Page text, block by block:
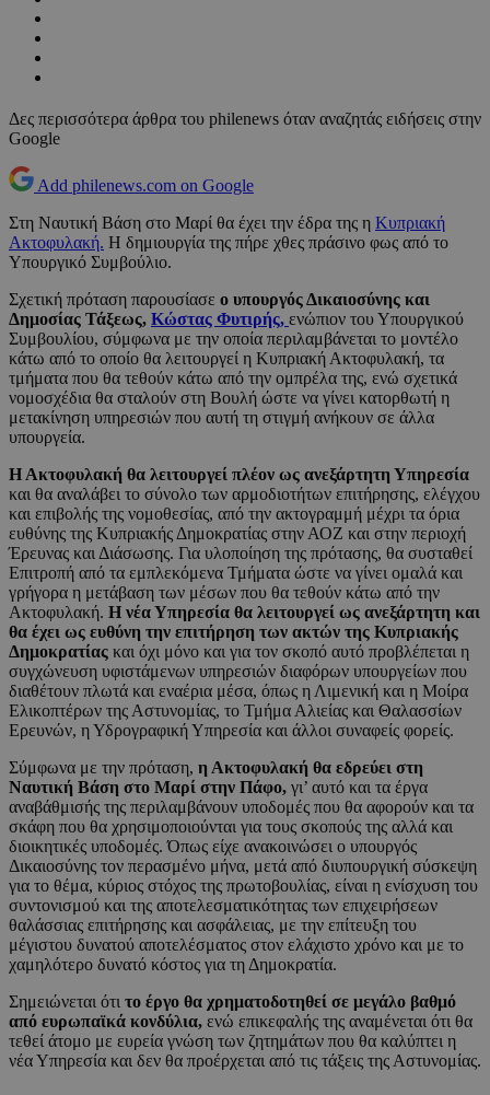
Δες περισσότερα άρθρα του philenews όταν αναζητάς ειδήσεις στην
Google
Add philenews.com on Google
Στη Ναυτική Βάση στο Μαρί θα έχει την έδρα της η Κυπριακή
Ακτοφυλακή. Η δημιουργία της πήρε χθες πράσινο φως από το
Υπουργικό Συμβούλιο.
Σχετική πρόταση παρουσίασε ο υπουργός Δικαιοσύνης και
Δημοσίας Τάξεως, Κώστας Φυτιρής, ενώπιον του Υπουργικού
Συμβουλίου, σύμφωνα με την οποία περιλαμβάνεται το μοντέλο
κάτω από το οποίο θα λειτουργεί η Κυπριακή Ακτοφυλακή, τα
τμήματα που θα τεθούν κάτω από την ομπρέλα της, ενώ σχετικά
νομοσχέδια θα σταλούν στη Βουλή ώστε να γίνει κατορθωτή η
μετακίνηση υπηρεσιών που αυτή τη στιγμή ανήκουν σε άλλα
υπουργεία.
Η Ακτοφυλακή θα λειτουργεί πλέον ως ανεξάρτητη Υπηρεσία
και θα αναλάβει το σύνολο των αρμοδιοτήτων επιτήρησης, ελέγχου
και επιβολής της νομοθεσίας, από την ακτογραμμή μέχρι τα όρια
ευθύνης της Κυπριακής Δημοκρατίας στην ΑΟΖ και στην περιοχή
Έρευνας και Διάσωσης. Για υλοποίηση της πρότασης, θα συσταθεί
Επιτροπή από τα εμπλεκόμενα Τμήματα ώστε να γίνει ομαλά και
γρήγορα η μετάβαση των μέσων που θα τεθούν κάτω από την
Ακτοφυλακή. Η νέα Υπηρεσία θα λειτουργεί ως ανεξάρτητη και
θα έχει ως ευθύνη την επιτήρηση των ακτών της Κυπριακής
Δημοκρατίας και όχι μόνο και για τον σκοπό αυτό προβλέπεται η
συγχώνευση υφιστάμενων υπηρεσιών διαφόρων υπουργείων που
διαθέτουν πλωτά και εναέρια μέσα, όπως η Λιμενική και η Μοίρα
Ελικοπτέρων της Αστυνομίας, το Τμήμα Αλιείας και Θαλασσίων
Ερευνών, η Υδρογραφική Υπηρεσία και άλλοι συναφείς φορείς.
Σύμφωνα με την πρόταση, η Ακτοφυλακή θα εδρεύει στη
Ναυτική Βάση στο Μαρί στην Πάφο, γι’ αυτό και τα έργα
αναβάθμισής της περιλαμβάνουν υποδομές που θα αφορούν και τα
σκάφη που θα χρησιμοποιούνται για τους σκοπούς της αλλά και
διοικητικές υποδομές. Όπως είχε ανακοινώσει ο υπουργός
Δικαιοσύνης τον περασμένο μήνα, μετά από διυπουργική σύσκεψη
για το θέμα, κύριος στόχος της πρωτοβουλίας, είναι η ενίσχυση του
συντονισμού και της αποτελεσματικότητας των επιχειρήσεων
θαλάσσιας επιτήρησης και ασφάλειας, με την επίτευξη του
μέγιστου δυνατού αποτελέσματος στον ελάχιστο χρόνο και με το
χαμηλότερο δυνατό κόστος για τη Δημοκρατία.
Σημειώνεται ότι το έργο θα χρηματοδοτηθεί σε μεγάλο βαθμό
από ευρωπαϊκά κονδύλια, ενώ επικεφαλής της αναμένεται ότι θα
τεθεί άτομο με ευρεία γνώση των ζητημάτων που θα καλύπτει η
νέα Υπηρεσία και δεν θα προέρχεται από τις τάξεις της Αστυνομίας.